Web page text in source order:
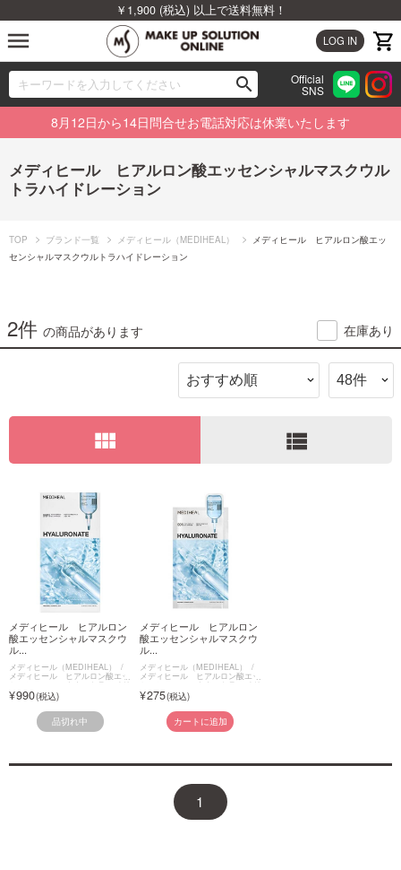
￥1,900 (税込) 以上で送料無料！
LOG IN
menu
search
00
Official
SNS
ブランドから探す
カテゴリから探す
新着商品から探す
ランキングから探す
ビューティジャーナルから探す
ご利用ガイド
お問い合わせ
ログイン・新規会員登録
8月12日から14日問合せお電話対応は休業いたします
メディヒール ヒアルロン酸エッセンシャルマスクウル
トラハイドレーション
TOP ブランド一覧 メディヒール（MEDIHEAL）
メディヒール ヒアルロン酸エッ
センシャルマスクウルトラハイドレーション
2件 の商品があります 在庫あり
view_module view_list
メディヒール ヒアルロン
酸エッセンシャルマスクウ
ル...
メディヒール（MEDIHEAL）
メディヒール ヒアルロン酸エッ
センシャルマスクウルトラハイド
レーション
990
品切れ中
メディヒール ヒアルロン
酸エッセンシャルマスクウ
ル...
メディヒール（MEDIHEAL）
メディヒール ヒアルロン酸エッ
センシャルマスクウルトラハイド
レーション
275
カートに追加
1